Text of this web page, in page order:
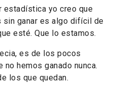
estadística yo creo que
sin ganar es algo difícil de
esté. Que lo estamos.
es de los pocos
hemos ganado nunca.
los que quedan.